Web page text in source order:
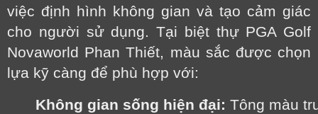
việc định hình không gian và tạo cảm giác
cho người sử dụng. Tại biệt thự PGA Golf
Novaworld Phan Thiết, màu sắc được chọn
lựa kỹ càng để phù hợp với:
Không gian sống hiện đại: Tông màu